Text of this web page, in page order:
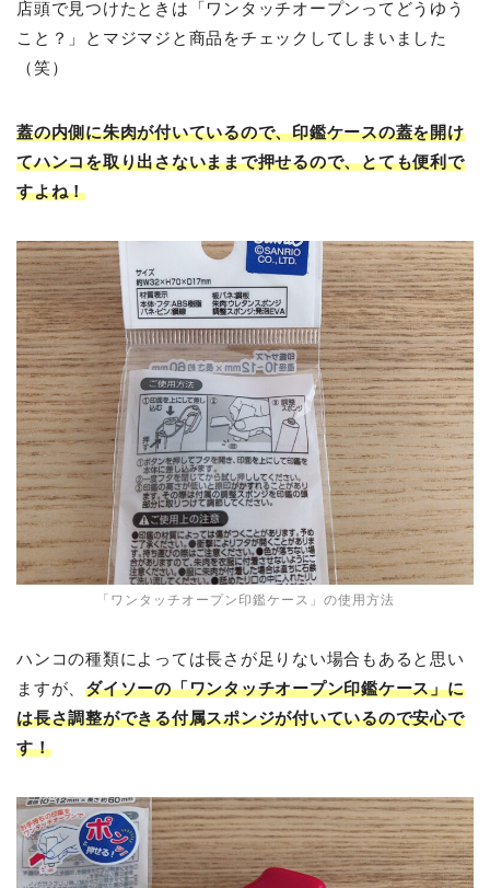
店頭で見つけたときは「ワンタッチオープンってどうゆう
こと？」とマジマジと商品をチェックしてしまいました
（笑）
蓋の内側に朱肉が付いているので、印鑑ケースの蓋を開け
てハンコを取り出さないままで押せるので、とても便利で
すよね！
「ワンタッチオープン印鑑ケース」の使用方法
ハンコの種類によっては長さが足りない場合もあると思い
ますが、ダイソーの「ワンタッチオープン印鑑ケース」に
は長さ調整ができる付属スポンジが付いているので安心で
す！